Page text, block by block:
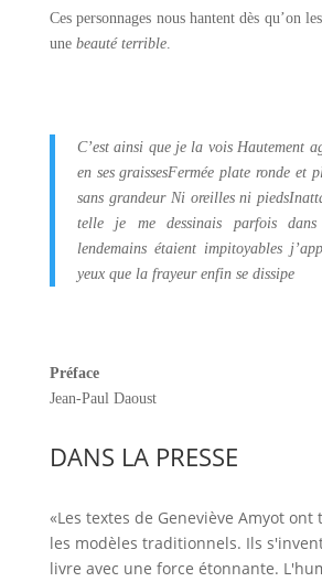
Ces personnages nous hantent dès qu’on
une beauté terrible.
C’est ainsi que je la voisHautement
en ses graissesFermée plate ronde et
sans grandeur Ni oreilles ni pieds
telle je me dessinais parfois
lendemains étaient impitoyables
yeux que la frayeur enfin se dissipe
Préface
Jean-Paul Daoust
DANS LA PRESSE
«Les textes de Geneviève Amyot
les modèles traditionnels. Ils
livre avec une force étonnante.